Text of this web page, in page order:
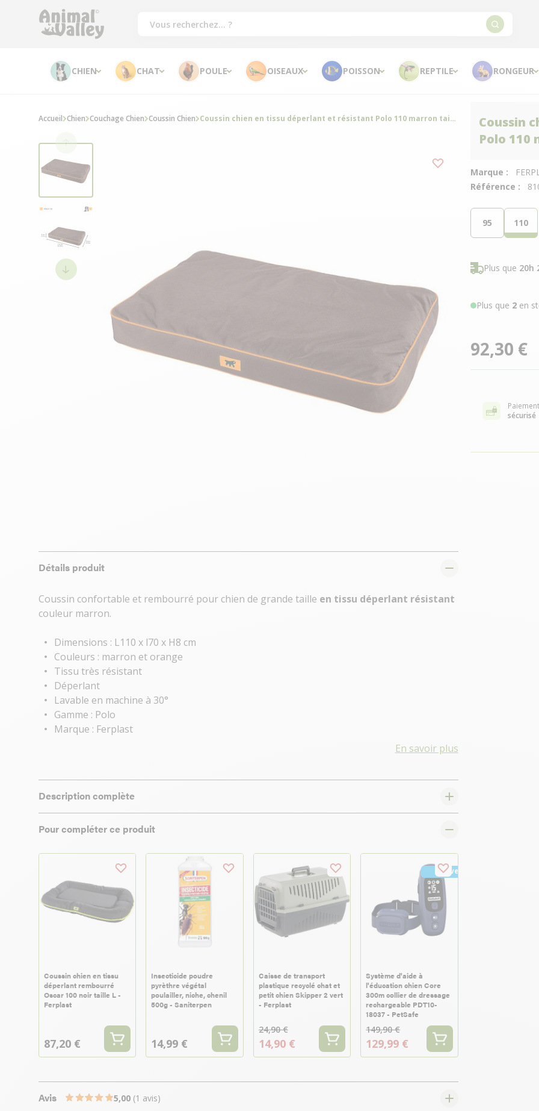
CHIEN CHAT POULE OISEAUX POISSON REPTILE RONGEUR
Coussin
Polo 110
Marque :
Référence :
95 110
Plus que 20h
Plus que 2en
92,30 €
Paiement
sécurisé
Détails produit
Coussin confortable et rembourré pour chien de grande taille en tissu déperlant résistant
couleur marron.
Dimensions : L110 x l70 x H8 cm
Couleurs : marron et orange
Tissu très résistant
Déperlant
Lavable en machine à 30°
Gamme : Polo
Marque : Ferplast
En savoir plus
Description complète
Pour compléter ce produit
Coussin chien en tissu
déperlant rembourré
Oscar 100 noir taille L -
Ferplast
87,20 €
Insecticide poudre
pyrèthre végétal
poulailler, niche, chenil
500g - Saniterpen
14,99 €
Caisse de transport
plastique recyclé chat et
petit chien Skipper 2 vert
- Ferplast
24,90 €
14,90 €
Nouveau
Système d'aide à
l'éducation chien Core
300m collier de dressage
rechargeable PDT10-
18037 - PetSafe
149,90 €
129,99 €
Avis 5,00 (1 avis)
Accueil Chien Couchage Chien Coussin Chien Coussin chien en tissu déperlant et résistant Polo 110 marron taille L/XL - Ferplast